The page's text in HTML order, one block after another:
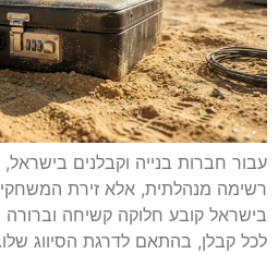
עבור חברות בנייה וקבלנים
רשימה מנהלתית, אלא זירת
בישראל קובע חלוקה קשיחה
לכל קבלן, בהתאם לדרגת הסיווג